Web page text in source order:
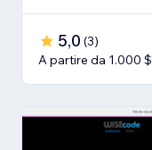
5,0 (3)
A partire da 1.000 $